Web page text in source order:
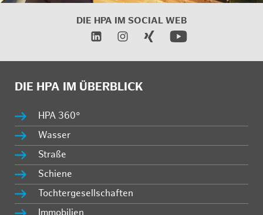
DIE HPA IM SOCIAL WEB
DIE HPA IM ÜBERBLICK
HPA 360°
Wasser
Straße
Schiene
Tochtergesellschaften